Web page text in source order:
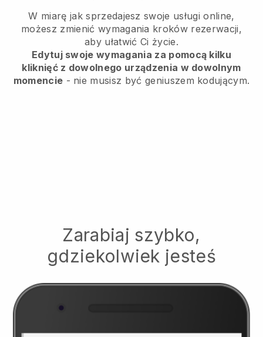
W miarę jak sprzedajesz swoje usługi online,
możesz zmienić wymagania kroków rezerwacji,
aby ułatwić Ci życie.
Edytuj swoje wymagania za pomocą kilku
kliknięć z dowolnego urządzenia w dowolnym
momencie - nie musisz być geniuszem kodującym.
Zarabiaj szybko,
gdziekolwiek jesteś